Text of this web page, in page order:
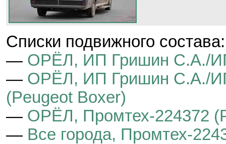
Cписки подвижного состава:
— ОРЁЛ, ИП Гришин С.А./
— ОРЁЛ, ИП Гришин С.А./
(Peugeot Boxer)
— ОРЁЛ, Промтех-224372
— Все города, Промтех-